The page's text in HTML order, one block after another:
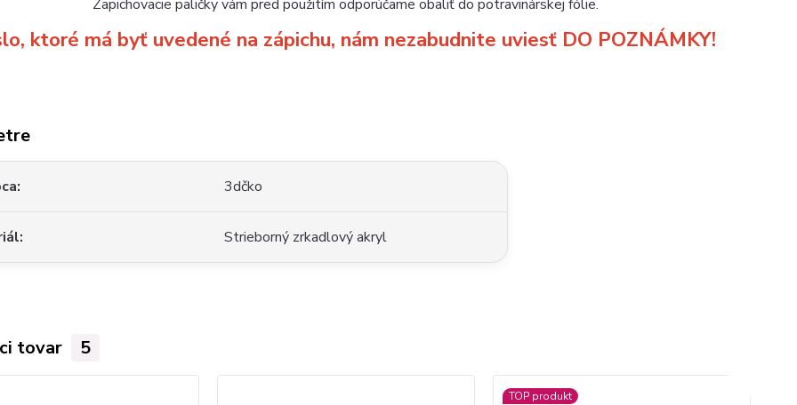
Zapichovacie paličky vám pred použitím odporúčame obaliť do potravinárskej fólie.
ktoré má byť uvedené na zápichu, nám nezabudnite uviesť DO POZNÁMKY!
3dčko
Strieborný zrkadlový akryl
tovar 5
TOP produkt